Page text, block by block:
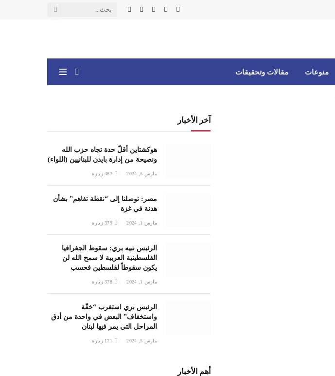
فيسبوك
X
الانستغرام
يوتيوبواتساب
منوعات مقالات وتحقيقات
آخر الأخبار
هوكشتاين أقلّ حدة تجاه حزب الله
ونصيحة من إدارة بايدن للبنانيين (اللواء)
مارس 5, 2024 487 زيارة
مصر: توصلنا إلى “نقطة تفاهم” بشأن
هدنة في غزة
مارس 1, 2024 379 زيارة
الرئيس نبيه بري: سقوط الجغرافيا
الفلسطينية العربية لا سمح الله لن
يكون سقوطاً لفلسطين فحسب
مارس 1, 2024 378 زيارة
الرئيس بري استغرب “خفّة
واستخفاف” البعض في واحدة من أدق
المراحل التي يمر فيها لبنان
مارس 5, 2024 171 زيارة
أهم الأخبار